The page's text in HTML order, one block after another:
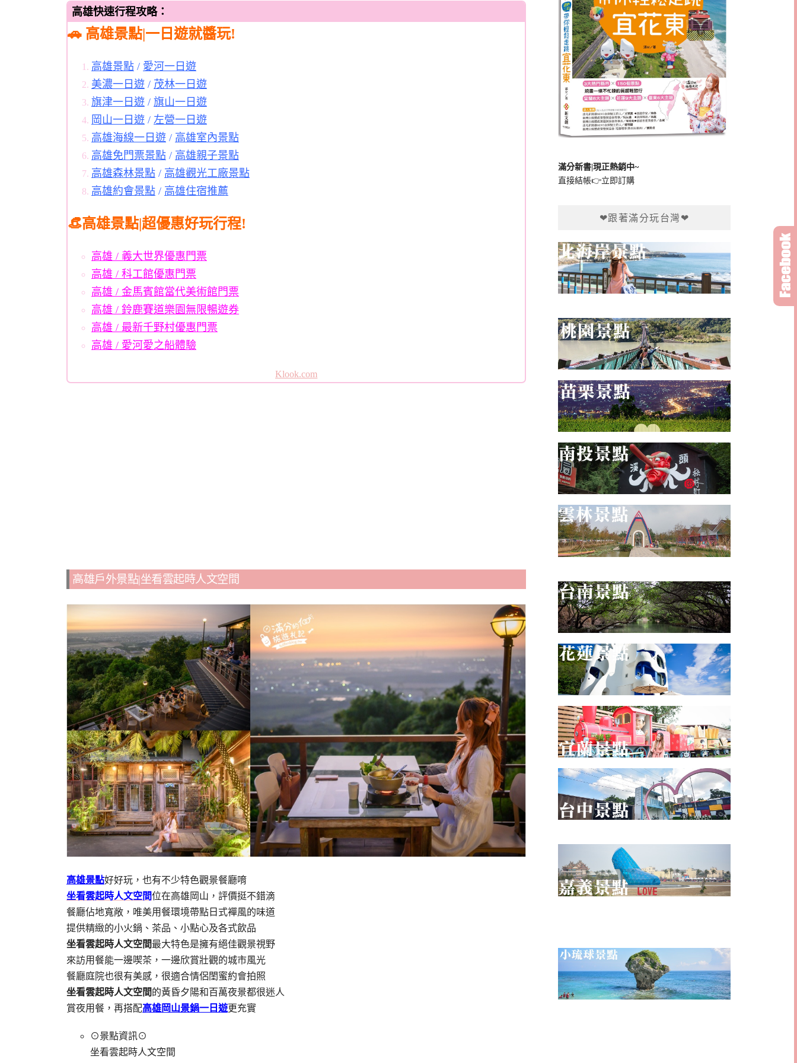
高雄快速行程攻略：
🚗 高雄景點|一日遊就醬玩!
高雄景點 / 愛河一日遊
美濃一日遊 / 茂林一日遊
旗津一日遊 / 旗山一日遊
岡山一日遊 / 左營一日遊
高雄海線一日遊 / 高雄室內景點
高雄免門票景點 / 高雄親子景點
高雄森林景點 / 高雄觀光工廠景點
高雄約會景點 / 高雄住宿推薦
👒高雄景點|超優惠好玩行程!
高雄 / 義大世界優惠門票
高雄 / 科工館優惠門票
高雄 / 金馬賓館當代美術館門票
高雄 / 鈴鹿賽道樂園無限暢遊券
高雄 / 最新千野村優惠門票
高雄 / 愛河愛之船體驗
Klook.com
高雄戶外景點|坐看雲起時人文空間
高雄景點好好玩，也有不少特色觀景餐廳唷
坐看雲起時人文空間位在高雄岡山，評價挺不錯滴
餐廳佔地寬敞，唯美用餐環境帶點日式襌風的味道
提供精緻的小火鍋、茶品、小點心及各式飲品
坐看雲起時人文空間最大特色是擁有絕佳觀景視野
來訪用餐能一邊喫茶，一邊欣賞壯觀的城市風光
餐廳庭院也很有美感，很適合情侶閨蜜約會拍照
坐看雲起時人文空間的黃昏夕陽和百萬夜景都很迷人
賞夜用餐，再搭配高雄岡山景鍋一日遊更充實
⊙景點資訊⊙
坐看雲起時人文空間
滿分新書|現正熱銷中~
直接結帳👉立即訂購
❤跟著滿分玩台灣❤